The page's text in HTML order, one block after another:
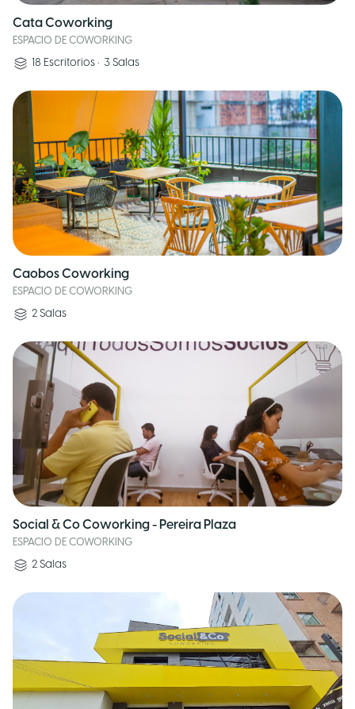
Cata Coworking
ESPACIO DE COWORKING
18 Escritorios • 3 Salas
Caobos Coworking
ESPACIO DE COWORKING
2 Salas
Social & Co Coworking - Pereira Plaza
ESPACIO DE COWORKING
2 Salas